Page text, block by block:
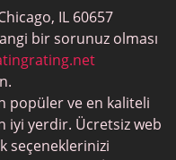
IL 60657
bir sorunuz olması
popüler ve en kaliteli
iyi yerdir. Ücretsiz web
seçeneklerinizi